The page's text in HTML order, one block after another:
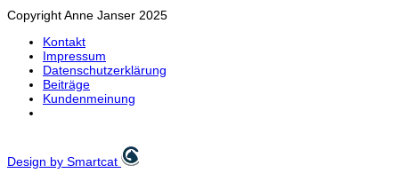
Copyright Anne Janser 2025
Kontakt
Impressum
Datenschutzerklärung
Beiträge
Kundenmeinung
Design by Smartcat